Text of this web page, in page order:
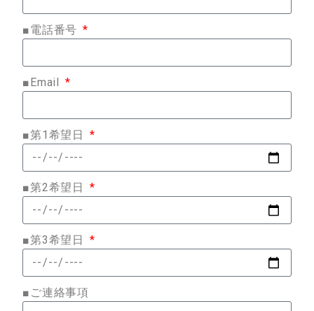
■電話番号
■Email
■第1希望日
■第2希望日
■第3希望日
■ご連絡事項